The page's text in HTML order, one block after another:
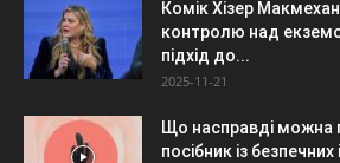
Комік Хізер
контролю над
підхід до...
2025-11-21
Що насправді можна
посібник із